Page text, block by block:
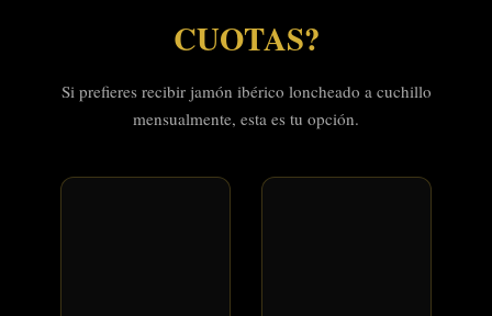
CUOTAS?
Si prefieres recibir jamón ibérico loncheado a cuchillo
mensualmente, esta es tu opción.